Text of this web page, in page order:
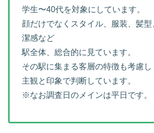
学生〜40代を対象にしています。
顔だけでなくスタイル、服装、髪
潔感など
駅全体、総合的に見ています。
その駅に集まる客層の特徴も考慮し
主観と印象で判断しています。
※なお調査日のメインは平日です。